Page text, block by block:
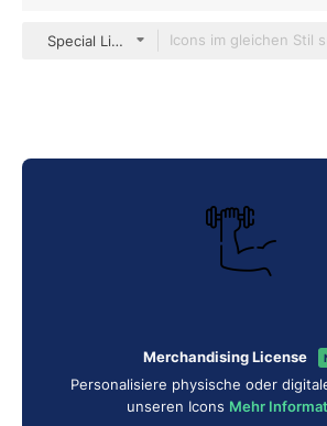
Special Lineal
Merchandising License
Personalisiere physische oder
unseren Icons Mehr